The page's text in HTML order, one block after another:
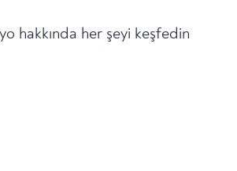
hakkında her şeyi keşfedin